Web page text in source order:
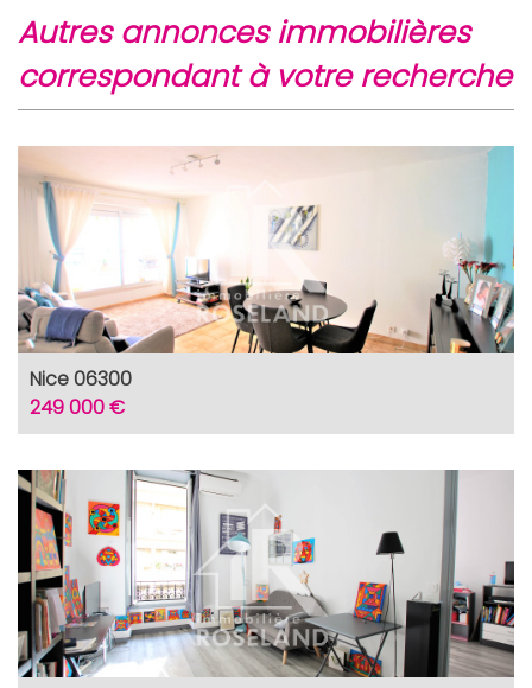
Maisons
7,90 %
Appartements
92,10 %
autres annonces immobilières
correspondant à votre recherche
Nice 06300
249 000 €